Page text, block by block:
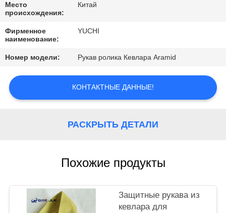
КОНТАКТНЫЕ
ДАННЫЕ
НОВОСТИ
ОТПРАВИТЬ
PRIVACY
POLICY
Место
происхождения:
Китай
Фирменное
наименование:
YUCHI
Номер модели: Рукав ролика Кевлара Aramid
КОНТАКТНЫЕ ДАННЫЕ!
РАСКРЫТЬ ДЕТАЛИ
Похожие продукты
Защитные рукава из
кевлара для